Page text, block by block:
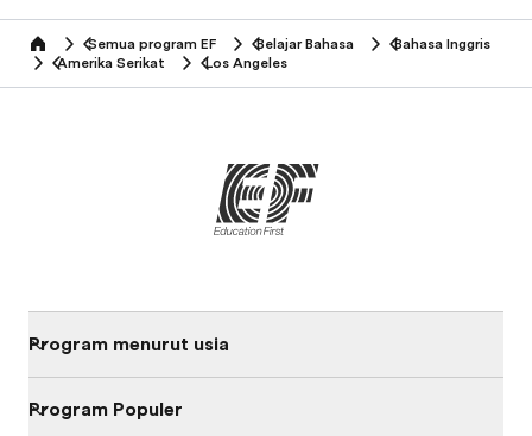
home Semua program EF Belajar Bahasa
Bahasa Inggris
Amerika Serikat
Los Angeles
Program menurut usia
Program Populer